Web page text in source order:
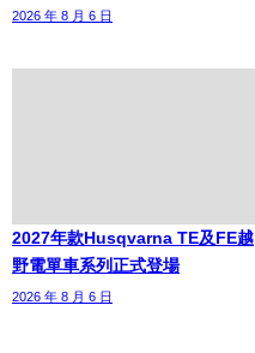
2026 年 8 月 6 日
2027年款Husqvarna TE及FE越
野電單車系列正式登場
2026 年 8 月 6 日